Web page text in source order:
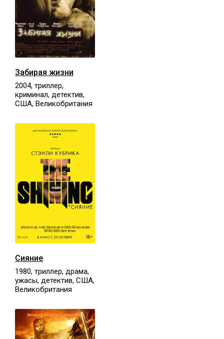
Забирая жизни
2004, триллер,
криминал, детектив,
США, Великобритания
Сияние
1980, триллер, драма,
ужасы, детектив, США,
Великобритания